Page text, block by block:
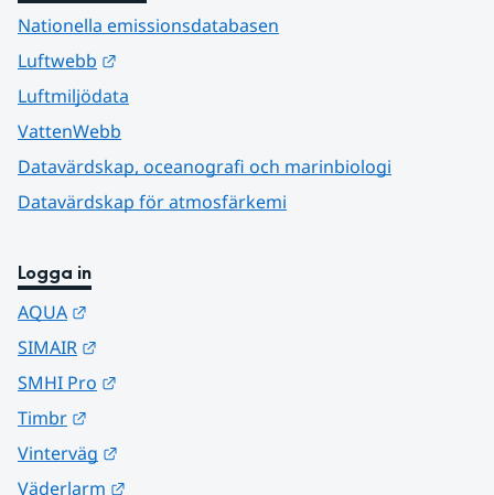
Nationella emissionsdatabasen
Luftwebb
Luftmiljödata
VattenWebb
Datavärdskap, oceanografi och marinbiologi
Datavärdskap för atmosfärkemi
Logga in
AQUA
SIMAIR
SMHI Pro
Timbr
Vinterväg
Väderlarm